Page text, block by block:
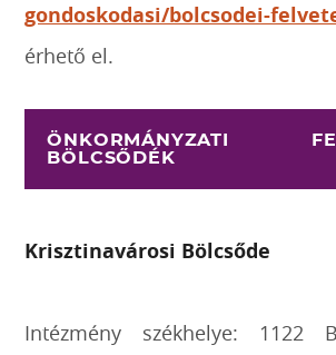
gondoskodasi/bolcsodei-
érhető el.
ÖNKORMÁNYZATI
BÖLCSŐDÉK
Krisztinavárosi Bölcsőde
Intézmény székhelye: 1122